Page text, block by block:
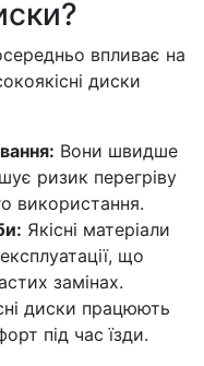
впливає на
диски
Вони швидше
ризик перегріву
використання.
Якісні матеріали
що
замінах.
диски працюють
під час їзди.